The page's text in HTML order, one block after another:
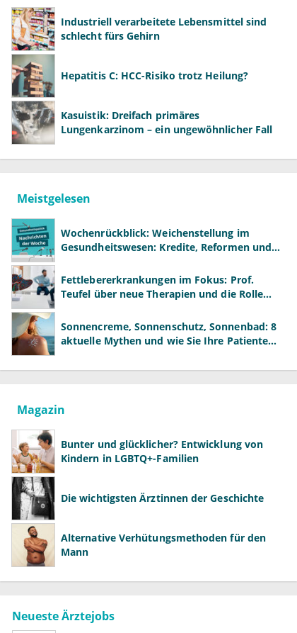
Industriell verarbeitete Lebensmittel sind
schlecht fürs Gehirn
Hepatitis C: HCC-Risiko trotz Heilung?
Kasuistik: Dreifach primäres
Lungenkarzinom – ein ungewöhnlicher Fall
Meistgelesen
Wochenrückblick: Weichenstellung im
Gesundheitswesen: Kredite, Reformen und
Fettlebererkrankungen im Fokus: Prof.
Teufel über neue Therapien und die Rolle
Sonnencreme, Sonnenschutz, Sonnenbad: 8
aktuelle Mythen und wie Sie Ihre Patienten
Magazin
Bunter und glücklicher? Entwicklung von
Kindern in LGBTQ+-Familien
Die wichtigsten Ärztinnen der Geschichte
Alternative Verhütungsmethoden für den
Mann
Neueste Ärztejobs